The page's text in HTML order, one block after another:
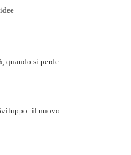
quando si perde
il nuovo